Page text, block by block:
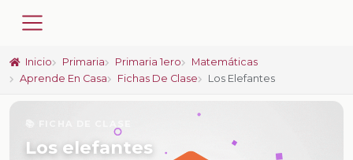
Inicio Primaria Primaria 1ero
Matemáticas
Aprende En Casa
Fichas De Clase Los Elefantes
Los elefantes